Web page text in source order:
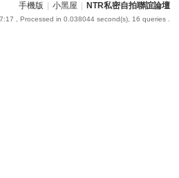
手機版 小黑屋 NTR私密自拍聯誼論壇
, Processed in 0.038044 second(s), 16 queries .